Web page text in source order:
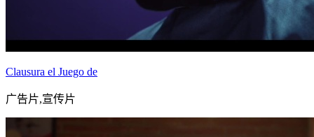
Clausura el Juego de
广告片,宣传片